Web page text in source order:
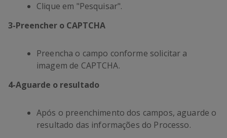
Clique em "Pesquisar".
3-Preencher o CAPTCHA
Preencha o campo conforme solicitar a
imagem de CAPTCHA.
4-Aguarde o resultado
Após o preenchimento dos campos, aguarde o
resultado das informações do Processo.